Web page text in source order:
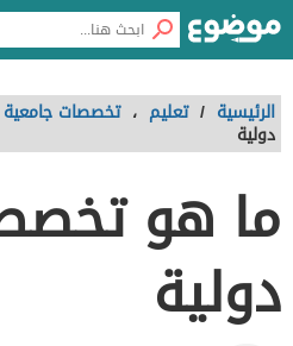
الرئيسية / تعليم ، تخصصات جامعية
دولية
ما هو
دولية